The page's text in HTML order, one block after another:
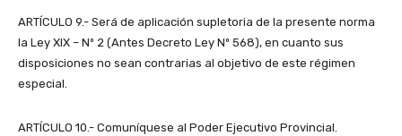
ARTÍCULO 9.- Será de aplicación supletoria de la presente norma
la Ley XIX – Nº 2 (Antes Decreto Ley Nº 568), en cuanto sus
disposiciones no sean contrarias al objetivo de este régimen
especial.
ARTÍCULO 10.- Comuníquese al Poder Ejecutivo Provincial.